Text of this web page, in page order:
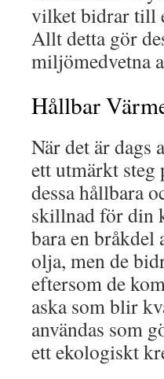
vilket bidrar till
Allt detta gör
miljömedvetna
Hållbar
När det är dags
ett utmärkt steg
dessa hållbara
skillnad för din
bara en
olja, men de
eftersom de
aska som blir
användas som
ett ekologiskt